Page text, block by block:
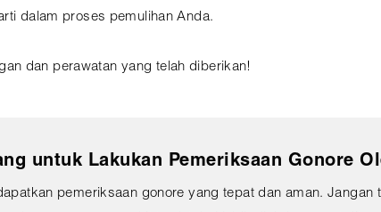
dalam proses pemulihan Anda.
dan perawatan yang telah diberikan!
untuk Lakukan Pemeriksaan Gonore
pemeriksaan gonore yang tepat dan aman.